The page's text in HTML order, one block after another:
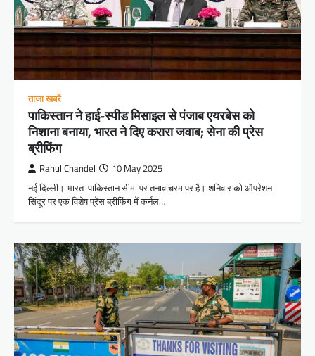
ताजा खबरें
पाकिस्तान ने हाई-स्पीड मिसाइल से पंजाब एयरबेस को
निशाना बनाया, भारत ने दिए करारा जवाब; सेना की प्रेस
ब्रीफिंग
Rahul Chandel 10 May 2025
नई दिल्ली। भारत-पाकिस्तान सीमा पर तनाव चरम पर है। शनिवार को ऑपरेशन
सिंदूर पर एक विशेष प्रेस ब्रीफिंग में कर्नल…